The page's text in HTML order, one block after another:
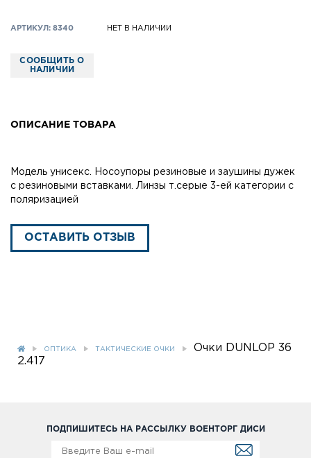
АРТИКУЛ: 8340 НЕТ В НАЛИЧИИ
СООБЩИТЬ О
НАЛИЧИИ
ОПИСАНИЕ ТОВАРА
Модель унисекс. Носоупоры резиновые и заушины дужек
с резиновыми вставками. Линзы т.серые 3-ей категории с
поляризацией
ОСТАВИТЬ ОТЗЫВ
ОПТИКА ТАКТИЧЕСКИЕ ОЧКИ
Очки DUNLOP 36
2.417
ПОДПИШИТЕСЬ НА РАССЫЛКУ ВОЕНТОРГ ДИСИ